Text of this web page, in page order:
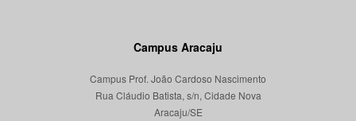
Campus Aracaju
Campus Prof. João Cardoso Nascimento
Rua Cláudio Batista, s/n, Cidade Nova
Aracaju/SE